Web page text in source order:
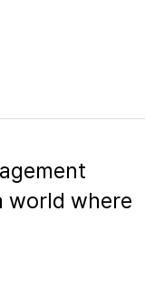
world where